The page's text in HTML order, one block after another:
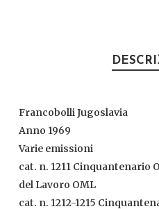
Francobolli Jugoslavia
Anno 1969
Varie emissioni
cat. n. 1211 Cinquantenario
del Lavoro OML
cat. n. 1212-1215